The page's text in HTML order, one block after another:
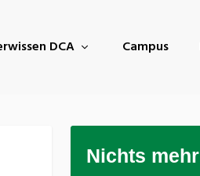
DCA Campus
Nichts mehr